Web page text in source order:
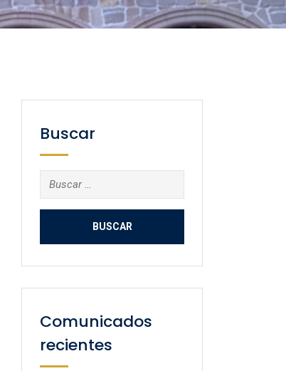
Buscar
Buscar:
Comunicados
recientes